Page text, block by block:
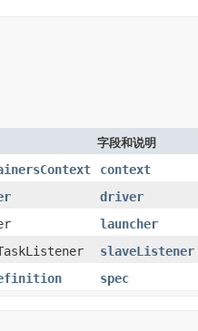
字段和说明
context
driver
launcher
slaveListener
spec